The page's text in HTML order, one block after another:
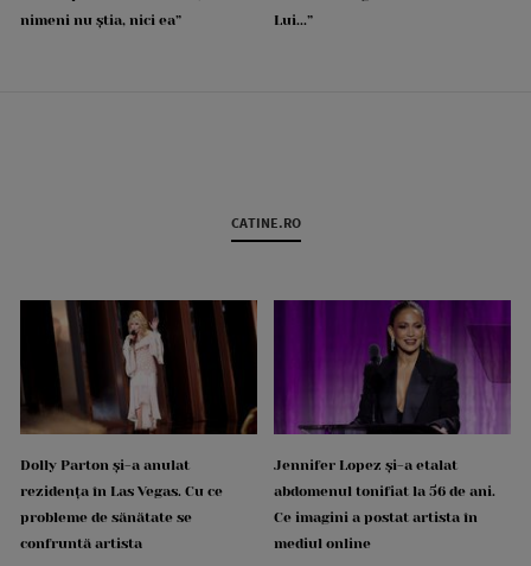
nimeni nu știa, nici ea”
Lui...”
CATINE.RO
Dolly Parton și-a anulat
rezidența în Las Vegas. Cu ce
probleme de sănătate se
confruntă artista
Jennifer Lopez și-a etalat
abdomenul tonifiat la 56 de ani.
Ce imagini a postat artista în
mediul online